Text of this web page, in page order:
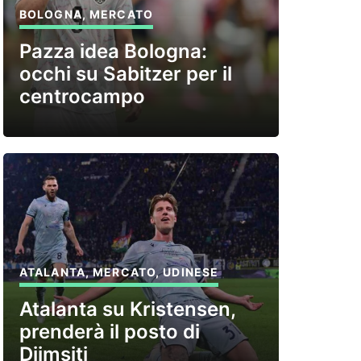
BOLOGNA,MERCATO
Pazza idea Bologna:
occhi su Sabitzer per il
centrocampo
ATALANTA,MERCATO,UDINESE
Atalanta su Kristensen,
prenderà il posto di
Djimsiti